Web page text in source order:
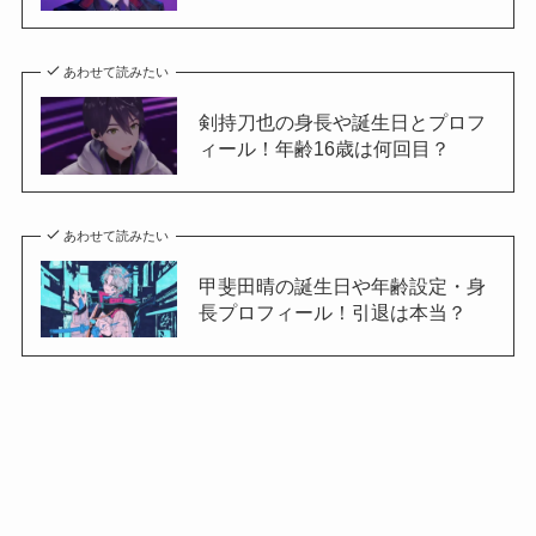
あわせて読みたい
剣持刀也の身長や誕生日とプロフ
ィール！年齢16歳は何回目？
あわせて読みたい
甲斐田晴の誕生日や年齢設定・身
長プロフィール！引退は本当？